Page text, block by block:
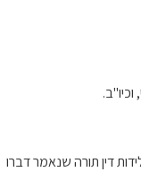
דין תורה שנאמר דברו